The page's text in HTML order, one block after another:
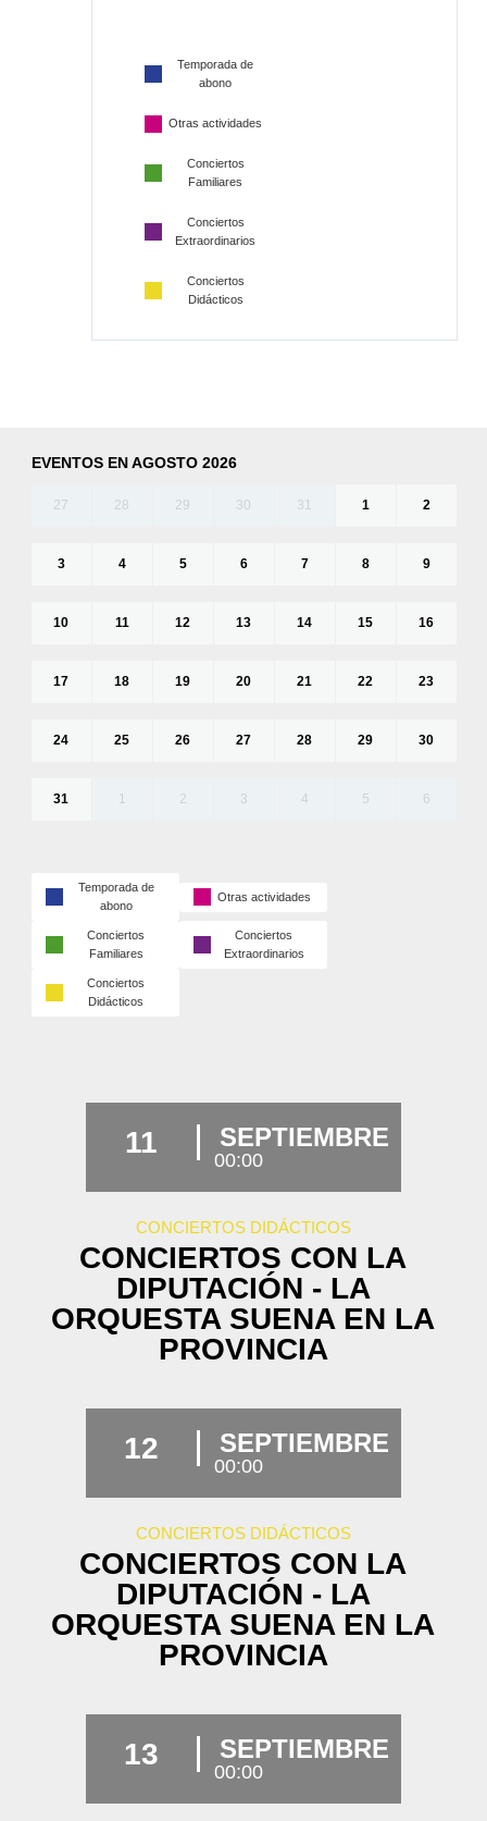
Temporada de
abono
Otras actividades
Conciertos
Familiares
Conciertos
Extraordinarios
Conciertos
Didácticos
EVENTOS EN AGOSTO 2026
27 28 29 30 31 1 2
3 4 5 6 7 8 9
10 11 12 13 14 15 16
17 18 19 20 21 22 23
24 25 26 27 28 29 30
31 1 2 3 4 5 6
Temporada de
abono
Otras actividades
Conciertos
Familiares
Conciertos
Extraordinarios
Conciertos
Didácticos
11 SEPTIEMBRE
00:00
CONCIERTOS DIDÁCTICOS
CONCIERTOS CON LA
DIPUTACIÓN - LA
ORQUESTA SUENA EN LA
PROVINCIA
12 SEPTIEMBRE
00:00
CONCIERTOS DIDÁCTICOS
CONCIERTOS CON LA
DIPUTACIÓN - LA
ORQUESTA SUENA EN LA
PROVINCIA
13 SEPTIEMBRE
00:00